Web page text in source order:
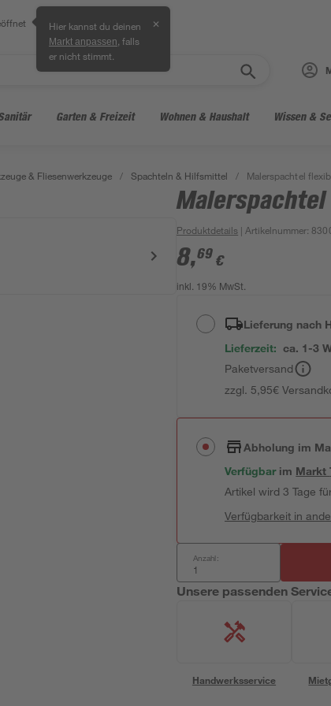
Hier kannst du deinen
Markt anpassen , falls
er nicht stimmt.
✕
Garten & Freizeit Wohnen & Haushalt Wissen &
& Fliesenwerkzeuge / Spachteln & Hilfsmittel / Malerspachtel
Produktdetails | Artikelnummer:
8,69 €
inkl. 19% MwSt.
Lieferung nach
Lieferzeit: ca. 1-3
Paketversand
zzgl. 5,95€
Abholung im
Verfügbar im Markt
Artikel wird 3 Tage
Verfügbarkeit in
Anzahl:
Unsere passenden
Handwerksservice